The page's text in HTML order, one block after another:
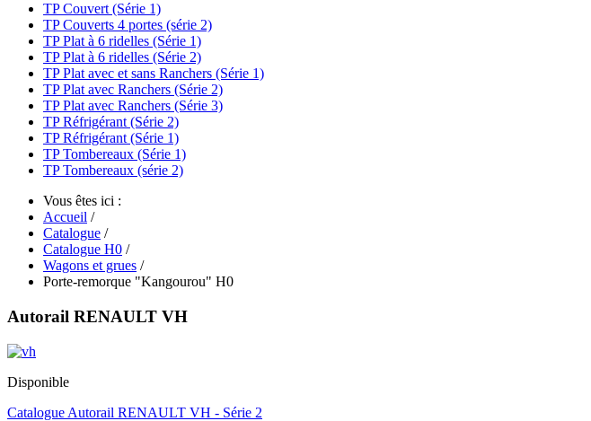
TP Couvert (Série 1)
TP Couverts 4 portes (série 2)
TP Plat à 6 ridelles (Série 1)
TP Plat à 6 ridelles (Série 2)
TP Plat avec et sans Ranchers (Série 1)
TP Plat avec Ranchers (Série 2)
TP Plat avec Ranchers (Série 3)
TP Réfrigérant (Série 2)
TP Réfrigérant (Série 1)
TP Tombereaux (Série 1)
TP Tombereaux (série 2)
Vous êtes ici :
Accueil /
Catalogue /
Catalogue H0 /
Wagons et grues /
Porte-remorque "Kangourou" H0
Autorail RENAULT VH
Disponible
Catalogue Autorail RENAULT VH - Série 2